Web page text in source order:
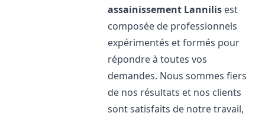
assainissement Lannilis est
composée de professionnels
expérimentés et formés pour
répondre à toutes vos
demandes. Nous sommes fiers
de nos résultats et nos clients
sont satisfaits de notre travail,